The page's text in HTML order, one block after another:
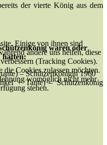
der vierte König aus dem
waren oder
hatten:
– Schützenkönigin 1960
+ Tante) – Schützenkönig
Einige von ihnen sind
andere uns helfen, diese
(Tracking Cookies).
die Cookies zulassen möchten.
womöglich nicht mehr
stehen.